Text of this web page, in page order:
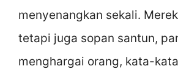
menyenangkan sekali.
tetapi juga sopan santun,
menghargai orang, kata-